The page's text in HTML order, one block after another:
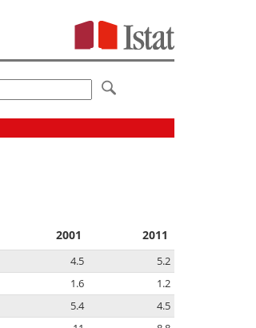
2001 2011
4.5
5.2
1.6
1.2
5.4
4.5